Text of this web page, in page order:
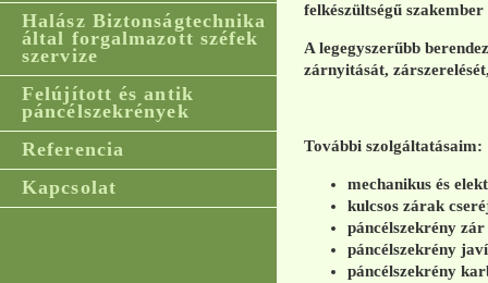
Halász Biztonságtechnika
által forgalmazott széfek
szervize
Felújított és antik
páncélszekrények
Referencia
Kapcsolat
felkészültségű
A legegyszerűbb
zárnyitását,
További szolgáltatásaim:
mechanikus és
kulcsos zárak
páncélszekrény
páncélszekrény
páncélszekrény